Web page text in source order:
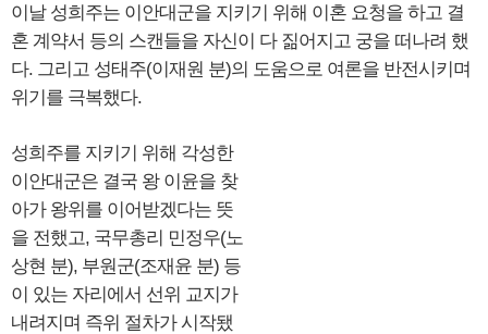
이날 성희주는 이안대군을 지키기 위해 이혼 요청을 하고 결
혼 계약서 등의 스캔들을 자신이 다 짊어지고 궁을 떠나려 했
다. 그리고 성태주(이재원 분)의 도움으로 여론을 반전시키며
위기를 극복했다.
성희주를 지키기 위해 각성한
이안대군은 결국 왕 이윤을 찾
아가 왕위를 이어받겠다는 뜻
을 전했고, 국무총리 민정우(노
상현 분), 부원군(조재윤 분) 등
이 있는 자리에서 선위 교지가
내려지며 즉위 절차가 시작됐